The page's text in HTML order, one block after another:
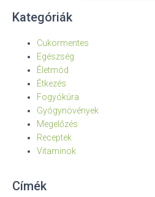
Kategóriák
Cukormentes
Egészség
Életmód
Étkezés
Fogyókúra
Gyógynövények
Megelőzés
Receptek
Vitaminok
Címék